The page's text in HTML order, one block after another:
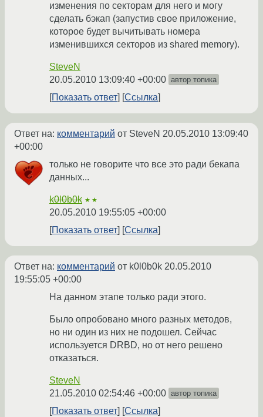
изменения по секторам для него и могу
сделать бэкап (запустив свое приложение,
которое будет вычитывать номера
изменившихся секторов из shared memory).
SteveN
20.05.2010 13:09:40 +00:00 автор топика
Показать ответ Ссылка
Ответ на: комментарий от SteveN 20.05.2010 13:09:40
+00:00
только не говорите что все это ради бекапа
данных...
k0l0b0k ★★
20.05.2010 19:55:05 +00:00
Показать ответ
Ссылка
Ответ на: комментарий от k0l0b0k 20.05.2010
19:55:05 +00:00
На данном этапе только ради этого.
Было опробовано много разных методов,
но ни один из них не подошел. Сейчас
используется DRBD, но от него решено
отказаться.
SteveN
21.05.2010 02:54:46 +00:00 автор топика
Показать ответ Ссылка